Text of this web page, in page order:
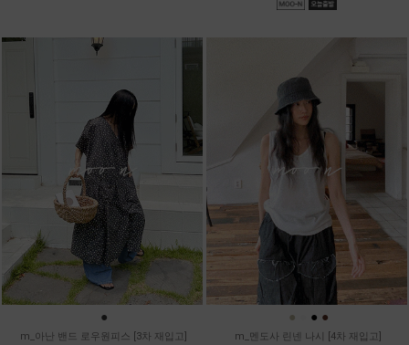
●
m_아난 밴드 로우원피스 [3차 재입고]
● ● ●
m_멘도사 린넨 나시 [4차 재입고]